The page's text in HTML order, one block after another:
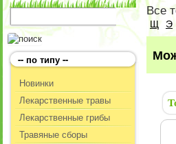
-- по типу --
Новинки
Лекарственные травы
Лекарственные грибы
Травяные сборы
Все
Щ Э